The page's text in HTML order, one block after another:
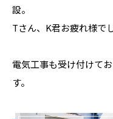
設。
Tさん、K君お疲れ様で
電気工事も受け付けて
す。